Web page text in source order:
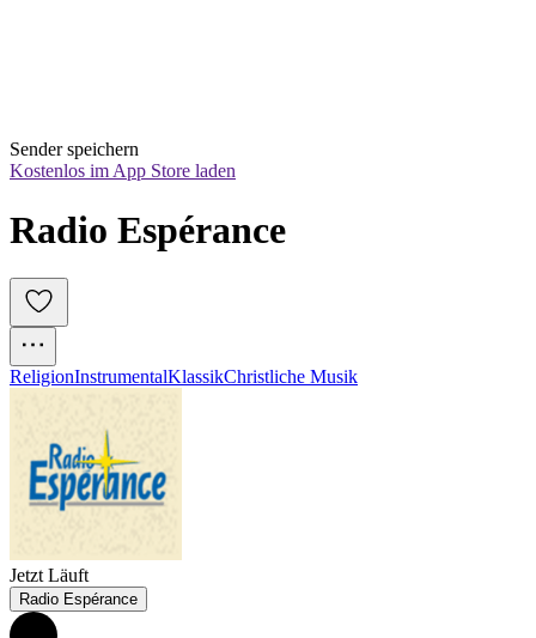
Sender speichern
Kostenlos im App Store laden
Radio Espérance
ReligionInstrumentalKlassikChristliche Musik
Jetzt Läuft
Radio Espérance